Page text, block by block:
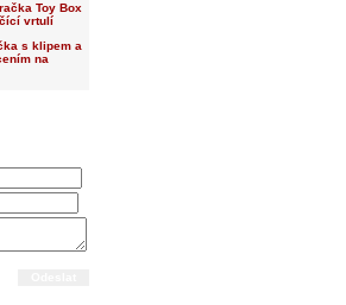
Toy Box
vrtulí
s klipem a
na